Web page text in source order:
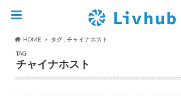
HOME
タグ : チャイナホスト
TAG
チャイナホスト